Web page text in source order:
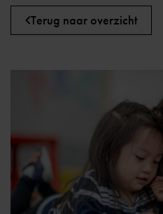
Terug naar overzicht